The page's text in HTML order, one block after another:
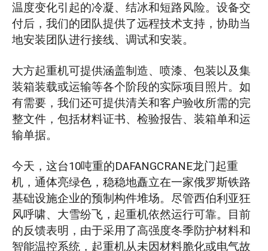
温度变化引起的冷凝、结冰和短路风险。设备交
付后，我们的团队提供了远程技术支持，协助当
地安装团队进行接线、调试和安装。
大方起重机可提供涵盖制造、喷漆、包装以及集
装箱装载或运输等各个阶段的实际项目照片。如
有需要，我们还可提供清关和客户验收所需的完
整文件，包括材料证书、检验报告、装箱单和运
输单据。
今天，这台10吨重的DAFANGCRANE龙门起重
机，通体亮绿色，稳稳地矗立在一家俄罗斯铁路
基础设施企业的预制构件堆场。尽管西伯利亚狂
风呼啸、大雪纷飞，起重机依然运行可靠。目前
的反馈表明，由于采用了高强度冬季防护材料和
智能温控系统，起重机从未因材料脆化或电气故